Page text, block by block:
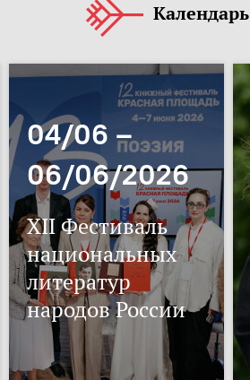
Календарь
04/06 –
06/06/2026
XII Фестиваль
национальных
литератур
народов России